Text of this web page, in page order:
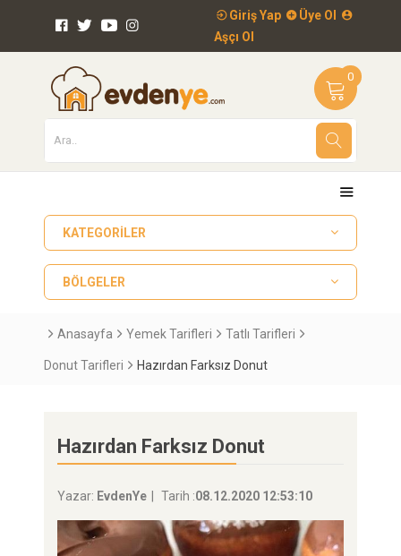
Giriş Yap
Üye Ol
Aşçı Ol
0
KATEGORILER
BÖLGELER
Anasayfa Yemek Tarifleri Tatlı Tarifleri
Donut Tarifleri Hazırdan Farksız Donut
Hazırdan Farksız Donut
Yazar: EvdenYe Tarih :08.12.2020 12:53:10